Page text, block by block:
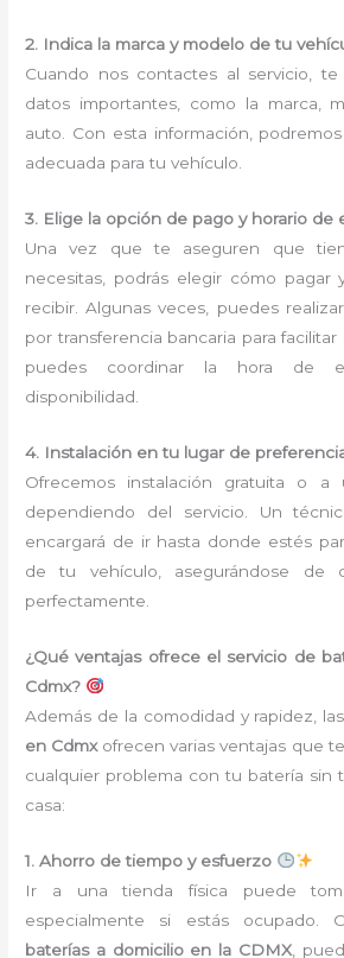
2. Indica la marca y modelo de tu
Cuando nos contactes al servicio,
datos importantes, como la marca,
auto. Con esta información,
adecuada para tu vehículo.
3. Elige la opción de pago y horario de
Una vez que te aseguren que
necesitas, podrás elegir cómo pagar
recibir. Algunas veces, puedes
por transferencia bancaria para
puedes coordinar la hora de
disponibilidad.
4. Instalación en tu lugar de
Ofrecemos instalación gratuita o a
dependiendo del servicio. Un
encargará de ir hasta donde estés
de tu vehículo, asegurándose de
perfectamente.
¿Qué ventajas ofrece el servicio de
Cdmx?
Además de la comodidad y rapidez, las
en Cdmxofrecen varias ventajas que
cualquier problema con tu batería sin
casa:
1. Ahorro de tiempo y esfuerzo
Ir a una tienda física puede
especialmente si estás ocupado.
baterías a domicilio en la CDMX,